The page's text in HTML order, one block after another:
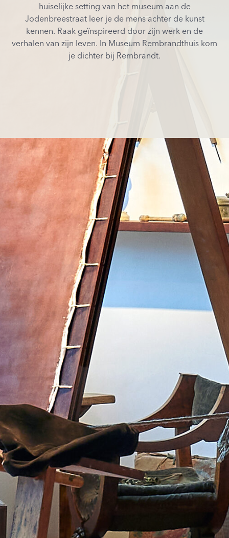
huiselijke setting van het museum aan de
Jodenbreestraat leer je de mens achter de kunst
kennen. Raak geïnspireerd door zijn werk en de
verhalen van zijn leven. In Museum Rembrandthuis kom
je dichter bij Rembrandt.